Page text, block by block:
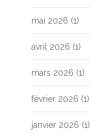
mai 2026 (1)
avril 2026 (1)
mars 2026 (1)
février 2026 (1)
janvier 2026 (1)